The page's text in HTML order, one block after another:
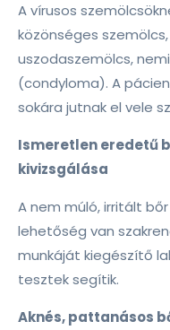
A vírusos
közönséges
uszodaszemölcs,
(condyloma). A
sokára jutnak el vele
Ismeretlen eredetű
kivizsgálása
A nem múló, irritált
lehetőség van
munkáját kiegészítő
tesztek segítik.
Aknés, pattanásos